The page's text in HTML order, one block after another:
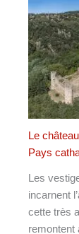
Le
Pays
Les
incarnent
cette très
remontent